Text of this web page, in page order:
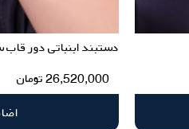
دستبند ابنباتی دور قاب
26,520,000تومان